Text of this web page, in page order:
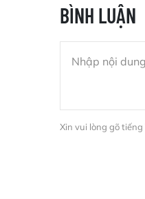
BÌNH LUẬN
Xin vui lòng gõ tiếng